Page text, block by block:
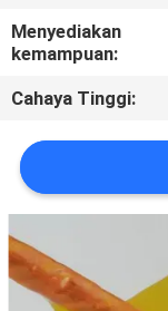
BERITA
QUOTE
REQUEST
SUATU
SITEMAP
Menyediakan
kemampuan:
Cahaya Tinggi: